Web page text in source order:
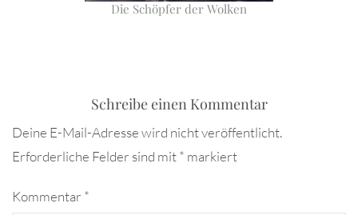
Die Schöpfer der Wolken
Schreibe einen Kommentar
Deine E-Mail-Adresse wird nicht veröffentlicht.
Erforderliche Felder sind mit* markiert
Kommentar *